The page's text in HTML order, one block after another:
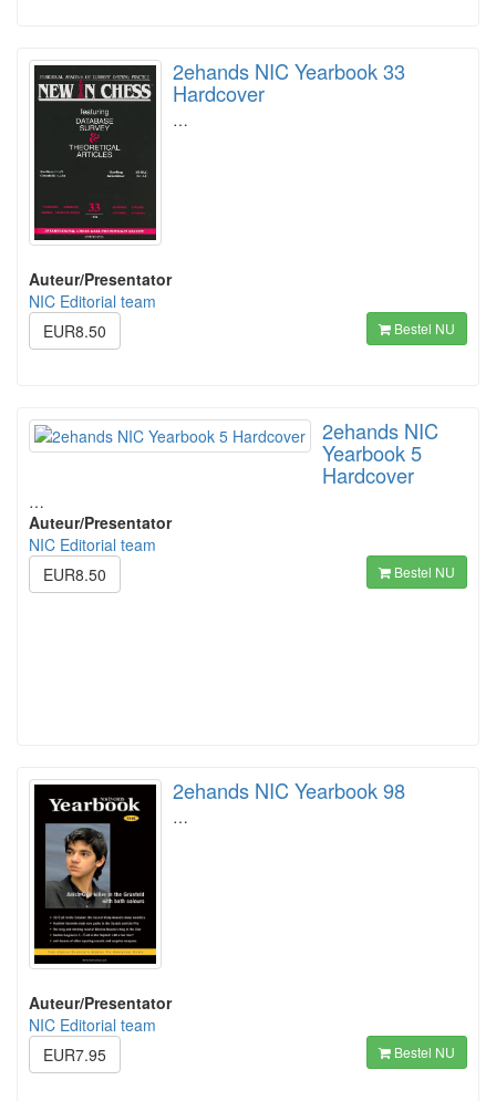
2ehands NIC Yearbook 33
Hardcover
…
Auteur/Presentator
NIC Editorial team
EUR8.50
Bestel NU
2ehands NIC
Yearbook 5
Hardcover
…
Auteur/Presentator
NIC Editorial team
EUR8.50
Bestel NU
2ehands NIC Yearbook 98
…
Auteur/Presentator
NIC Editorial team
EUR7.95
Bestel NU